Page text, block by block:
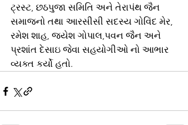
ટ્રસ્ટ, છઠપુજા સમિતિ અને તેરાપંથ જૈન
સમાજનો તથા આરસીસી સદસ્ય ગોવિંદ મેર,
રમેશ શાહ, જયેશ ગોપાલ,પવન જૈન અને
પ્રશાંત દેસાઇ જેવા સહયોગીઓ નો આભાર
વ્યક્ત કર્યો હતો.